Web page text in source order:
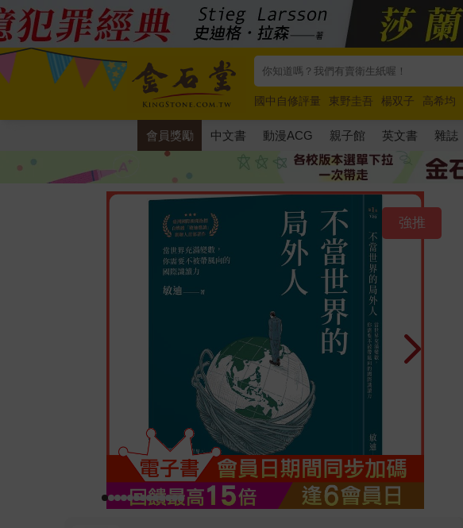
國中自修評量 東野圭吾 楊双子 高希均
唯紅花綻放
奧德賽 路邊攤新作 馬斯克
會員獎勵 中文書 動漫ACG 親子館 英文書 雜誌
強推